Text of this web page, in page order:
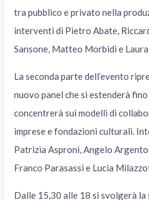
tra pubblico e privato nella
interventi di Pietro Abate,
Sansone, Matteo Morbidi e
La seconda parte dell’evento
nuovo panel che si estenderà
concentrerà sui modelli di
imprese e fondazioni culturali.
Patrizia Asproni, Angelo
Franco Parasassi e Lucia
Dalle 15,30 alle 18 si svolgerà la